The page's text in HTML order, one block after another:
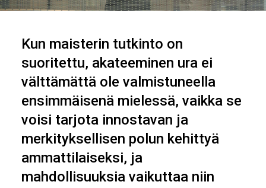
Kun maisterin tutkinto on
suoritettu, akateeminen ura ei
välttämättä ole valmistuneella
ensimmäisenä mielessä, vaikka se
voisi tarjota innostavan ja
merkityksellisen polun kehittyä
ammattilaiseksi, ja
mahdollisuuksia vaikuttaa niin